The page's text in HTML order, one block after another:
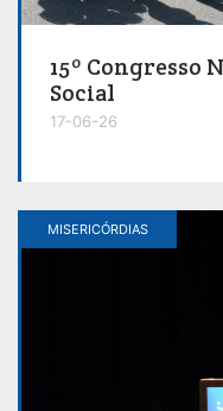
15º Congresso
Social
17-06-26
MISERICÓRDIAS